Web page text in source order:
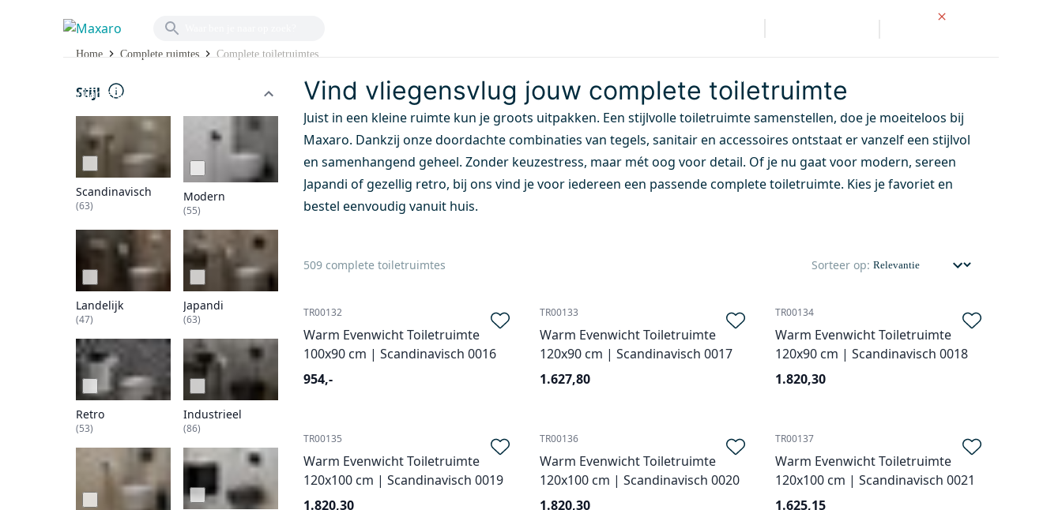
badkamers
Douches Radiatoren Whirlpools Wastafels
COMPLETE TOILETTEN
Home Complete ruimtes Complete toiletruimtes
Stijl
Scandinavisch
(63)
Modern
(55)
Landelijk
(47)
Japandi
(63)
Retro
(53)
Industrieel
(86)
Vind vliegensvlug jouw complete toiletruimte
Juist in een kleine ruimte kun je groots uitpakken. Een stijlvolle toiletruimte samenstellen, doe je moeiteloos bij
Maxaro. Dankzij onze doordachte combinaties van tegels, sanitair en accessoires ontstaat er vanzelf een stijlvol
en samenhangend geheel. Zonder keuzestress, maar mét oog voor detail. Of je nu gaat voor modern, sereen
Japandi of gezellig retro, bij ons vind je voor iedereen een passende complete toiletruimte. Kies je favoriet en
bestel eenvoudig vanuit huis.
509 complete toiletruimtes Sorteer op:
TR00132
Warm Evenwicht Toiletruimte
100x90 cm | Scandinavisch 0016
954,-
TR00133
Warm Evenwicht Toiletruimte
120x90 cm | Scandinavisch 0017
1.627,80
TR00134
Warm Evenwicht Toiletruimte
120x90 cm | Scandinavisch 0018
1.820,30
TR00135
Warm Evenwicht Toiletruimte
120x100 cm | Scandinavisch 0019
1.820,30
TR00136
Warm Evenwicht Toiletruimte
120x100 cm | Scandinavisch 0020
1.820,30
TR00137
Warm Evenwicht Toiletruimte
120x100 cm | Scandinavisch 0021
1.625,15